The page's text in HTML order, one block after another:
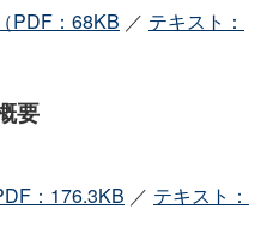
PDF：68KB ／ テキスト：
要
：176.3KB ／ テキスト：